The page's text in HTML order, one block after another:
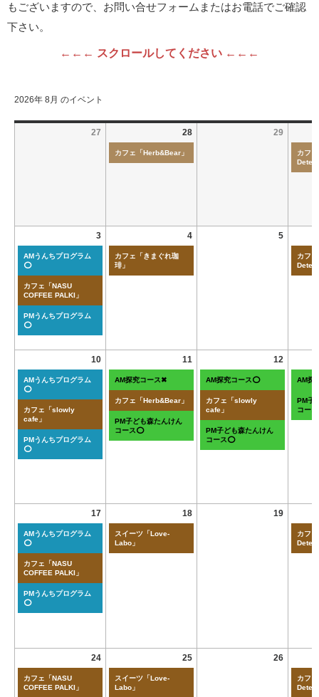
もございますので、お問い合せフォームまたはお電話でご確認
下さい。
←←← スクロールしてください ←←←
2026年 8月 のイベント
27 28
カフェ「Herb&Bear」
29
カフ
3
AMうんちプログラム
⭕
カフェ「NASU
COFFEE PALKI」
PMうんちプログラム
⭕
4
カフェ「きまぐれ珈
琲」
5
カフ
10
AMうんちプログラム
⭕
カフェ「slowly
cafe」
PMうんちプログラム
⭕
11
AM探究コース✖
カフェ「Herb&Bear」
PM子ども森たんけん
コース⭕
12
AM探究コース⭕
カフェ「slowly
cafe」
PM子ども森たんけん
コース⭕
AM探
PM子
コー
17
AMうんちプログラム
⭕
カフェ「NASU
COFFEE PALKI」
PMうんちプログラム
⭕
18
スイーツ「Love-
Labo」
19
カフ
24
カフェ「NASU
COFFEE PALKI」
25
スイーツ「Love-
Labo」
26
カフ